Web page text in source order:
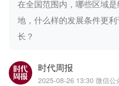
在全国范围内，哪些区域
地，什么样的发展条件更
长？
时代周报
2025-08-26 13:30 微信公